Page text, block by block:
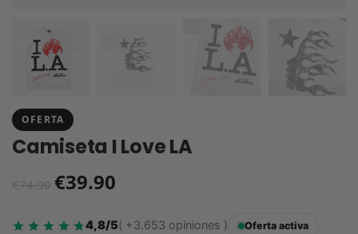
OFERTA
Camiseta I Love LA
€74.90 €39.90
4,8/5( +3.653 opiniones ) Oferta activa